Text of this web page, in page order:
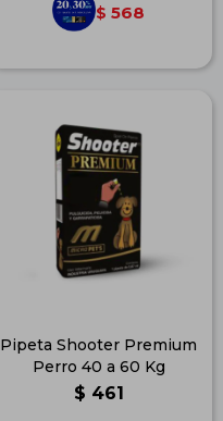
$ 568
Pipeta Shooter Premium
Perro 40 a 60 Kg
$ 461